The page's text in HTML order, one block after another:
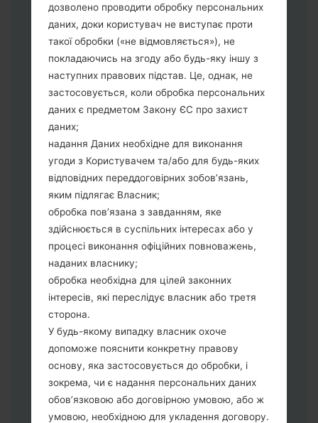
Якщо ви хочете прошити телефон та
скинути до заводських налаштувань
оберіть CSC_***, у іншому випадку
виберіть HOME_CSC_*** для
збереження Ваших даних.
Тепер вимкніть пристрій і увійдіть у
"Download" режим. Усі методи як це
зробити:
Натисніть та утримуйти клавіші:
живлення, збільшення гучності та Bixbi.
Натисніть та утримуйте клавіші:
зменшення та збільшення гучності.
Підключивши телефон до ПК
використовуючи USB кабель.
Натисніть та утримуйти клавіші:
живлення, збільшення гучності та
додому.
Підключіть USB кабель та натисніть
клавіші: зменшення звуку та Bixbi.
Натисніть та утримуйти клавіші:
живлення та збільшення гучності.
Далі підключить телефон до ПК,
програма Odin повина виявити Ваш
девайс та "COM port number" з'явиться
на екрані.
дозволено проводити обробку персональних
даних, доки користувач не виступає проти
такої обробки («не відмовляється»), не
покладаючись на згоду або будь-яку іншу з
наступних правових підстав. Це, однак, не
застосовується, коли обробка персональних
даних є предметом Закону ЄС про захист
даних;
надання Даних необхідне для виконання
угоди з Користувачем та/або для будь-яких
відповідних переддоговірних зобов’язань,
яким підлягає Власник;
обробка пов’язана з завданням, яке
здійснюється в суспільних інтересах або у
процесі виконання офіційних повноважень,
наданих власнику;
обробка необхідна для цілей законних
інтересів, які переслідує власник або третя
сторона.
У будь-якому випадку власник охоче
допоможе пояснити конкретну правову
основу, яка застосовується до обробки, і
зокрема, чи є надання персональних даних
обов’язковою або договірною умовою, або ж
умовою, необхідною для укладення договору.